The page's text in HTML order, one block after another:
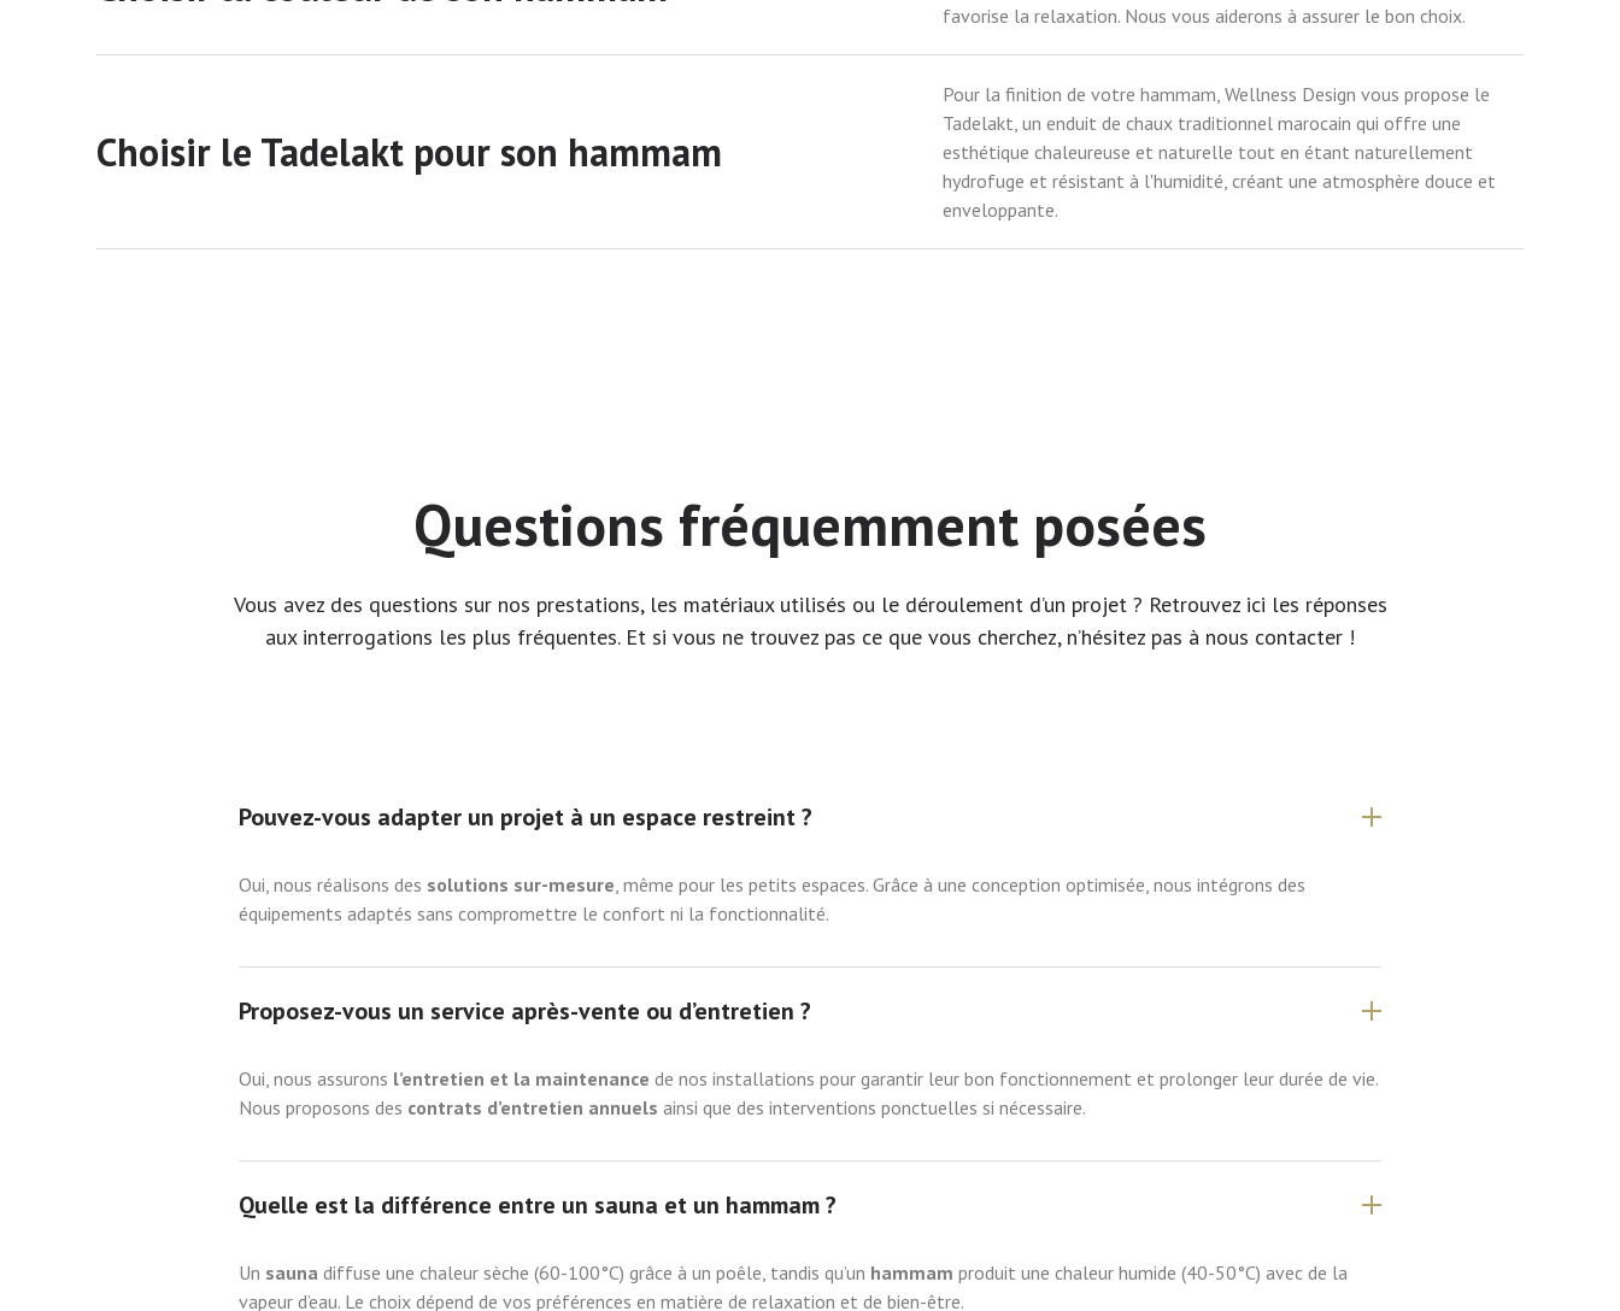
favorise la relaxation. Nous vous aiderons à assurer le bon choix.
Choisir le Tadelakt pour son hammam
Pour la finition de votre hammam, Wellness Design vous propose le
Tadelakt, un enduit de chaux traditionnel marocain qui offre une
esthétique chaleureuse et naturelle tout en étant naturellement
hydrofuge et résistant à l'humidité, créant une atmosphère douce et
enveloppante.
Questions fréquemment posées
Vous avez des questions sur nos prestations, les matériaux utilisés ou le déroulement d’un projet ? Retrouvez ici les réponses
aux interrogations les plus fréquentes. Et si vous ne trouvez pas ce que vous cherchez, n’hésitez pas à nous contacter !
Pouvez-vous adapter un projet à un espace restreint ?
Oui, nous réalisons des solutions sur-mesure, même pour les petits espaces. Grâce à une conception optimisée, nous intégrons des
équipements adaptés sans compromettre le confort ni la fonctionnalité.
Proposez-vous un service après-vente ou d’entretien ?
Oui, nous assurons l’entretien et la maintenance de nos installations pour garantir leur bon fonctionnement et prolonger leur durée de vie.
Nous proposons des contrats d’entretien annuels ainsi que des interventions ponctuelles si nécessaire.
Quelle est la différence entre un sauna et un hammam ?
Un sauna diffuse une chaleur sèche (60-100°C) grâce à un poêle, tandis qu’un hammam produit une chaleur humide (40-50°C) avec de la
vapeur d’eau. Le choix dépend de vos préférences en matière de relaxation et de bien-être.